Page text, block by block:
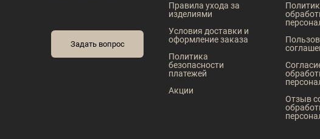
Задать вопрос
Правила ухода за
изделиями
Условия доставки и
оформление заказа
Политика
безопасности
платежей
Акции
Отзыв